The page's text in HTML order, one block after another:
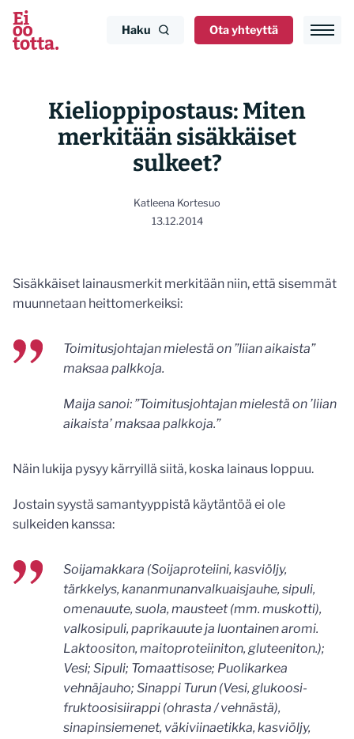
Siirry
sisältöön
Haku Ota yhteyttä
Kielioppipostaus: Miten
merkitään sisäkkäiset
sulkeet?
Katleena Kortesuo
13.12.2014
Sisäkkäiset lainausmerkit merkitään niin, että sisemmät
muunnetaan heittomerkeiksi:
Toimitusjohtajan mielestä on ”liian aikaista”
maksaa palkkoja.
Maija sanoi: ”Toimitusjohtajan mielestä on ’liian
aikaista’ maksaa palkkoja.”
Näin lukija pysyy kärryillä siitä, koska lainaus loppuu.
Jostain syystä samantyyppistä käytäntöä ei ole
sulkeiden kanssa:
Soijamakkara (Soijaproteiini, kasviöljy,
tärkkelys, kananmunanvalkuaisjauhe, sipuli,
omenauute, suola, mausteet (mm. muskotti),
valkosipuli, paprikauute ja luontainen aromi.
Laktoositon, maitoproteiiniton, gluteeniton.);
Vesi; Sipuli; Tomaattisose; Puolikarkea
vehnäjauho; Sinappi Turun (Vesi, glukoosi-
fruktoosisiirappi (ohrasta / vehnästä),
sinapinsiemenet, väkiviinaetikka, kasviöljy,